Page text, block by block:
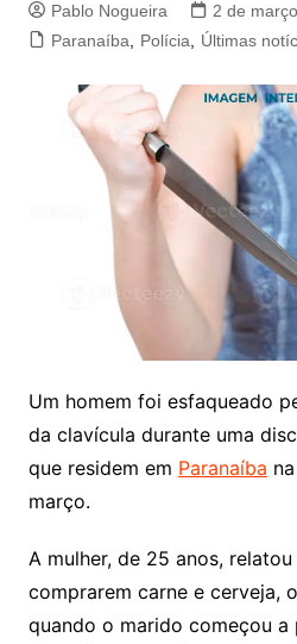
Pablo Nogueira 2 de
Paranaíba
Polícia Últimas
Um homem foi esfaqueado
da clavícula durante uma
que residem em Paranaíba
março.
A mulher, de 25 anos, relatou
comprarem carne e cerveja,
quando o marido começou a